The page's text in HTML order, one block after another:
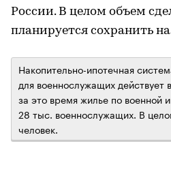
России. В целом объем
планируется сохранить на
Накопительно-ипотечная
для военнослужащих
за это время жилье по военной
28 тыс. военнослужащих. В
человек.